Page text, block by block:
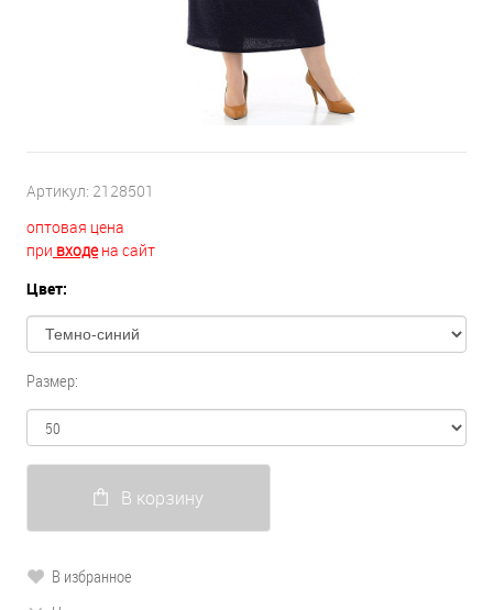
Артикул: 2128501
оптовая цена
при входена сайт
Цвет:
Размер:
В корзину
В избранное